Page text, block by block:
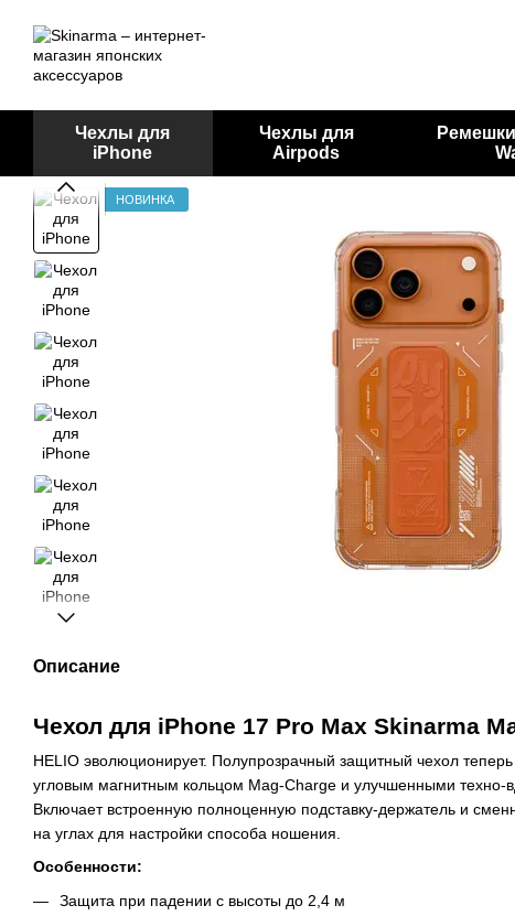
Чехлы для
iPhone
Чехлы для
Airpods
НОВИНКА
Описание
Чехол для iPhone 17 Pro Max Skinarma
HELIO эволюционирует. Полупрозрачный защитный чехол
угловым магнитным кольцом Mag-Charge и улучшенными техно-
Включает встроенную полноценную подставку-держатель и
на углах для настройки способа ношения.
Особенности:
Защита при падении с высоты до 2,4 м